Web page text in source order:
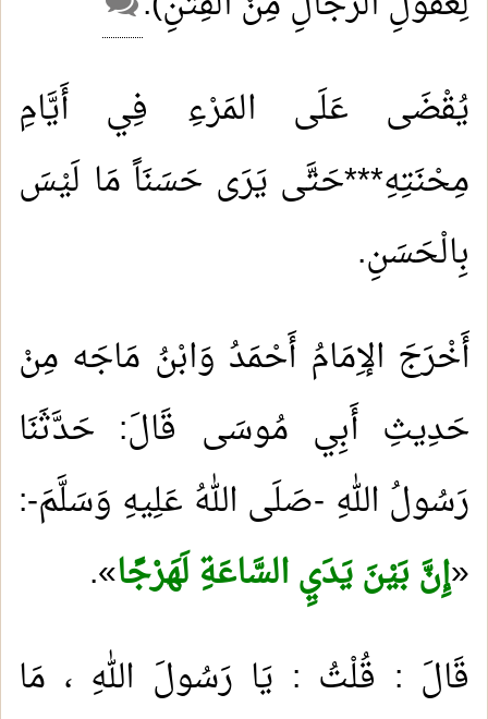
يُقْضَى عَلَى المَرْءِ فِي أَيَّامِ
مِحْنَتِهِ***حَتَّى يَرَى حَسَنَاً مَا لَيْسَ
بِالْحَسَنِ.
أَخْرَجَ الإِمَامُ أَحْمَدُ وَابْنُ مَاجَه مِنْ
حَدِيثِ أَبِي مُوسَى قَالَ: حَدَّثَنَا
رَسُولُ اللهِ -صَلَى اللهُ عَلِيهِ وَسَلَّمَ-:
«إِنَّ بَيْنَ يَدَيِ السَّاعَةِ لَهَرْجًا»
.
قَالَ : قُلْتُ : يَا رَسُولَ اللهِ ، مَا